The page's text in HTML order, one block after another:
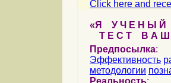
Click here and
«Я У Ч Е Н Ы Й
Т Е С Т В А Ш
Предпосылка:
Эффективность
методологии
Реальность: